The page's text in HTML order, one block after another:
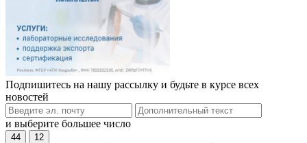
Подпишитесь на нашу рассылку и будьте в курсе всех
новостей
и выберите большее число
44 12